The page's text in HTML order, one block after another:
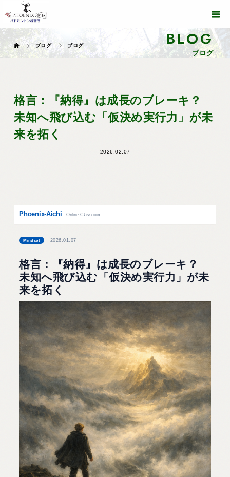
BLOG
ブログ
ブログ ブログ
格言：『納得』は成長のブレーキ？
未知へ飛び込む「仮決め実行力」が未
来を拓く
2026.02.07
Phoenix-Aichi Online Classroom
Mindset 2026.01.07
格言：『納得』は成長のブレーキ？
未知へ飛び込む「仮決め実行力」が未
来を拓く